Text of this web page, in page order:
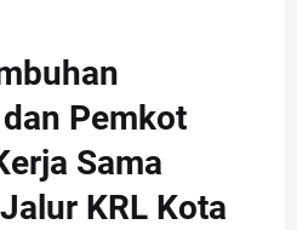
Pemkot
Sama
KRL Kota